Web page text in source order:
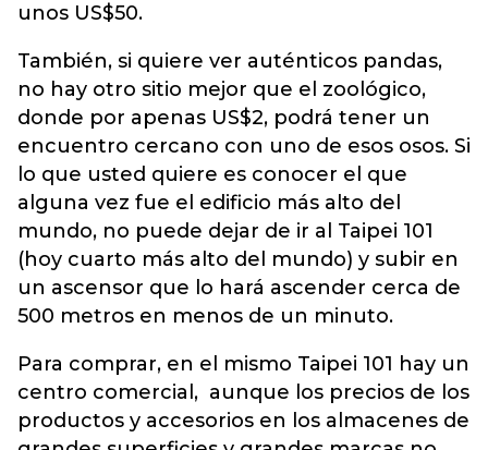
unos US$50.
También, si quiere ver auténticos pandas,
no hay otro sitio mejor que el zoológico,
donde por apenas US$2, podrá tener un
encuentro cercano con uno de esos osos. Si
lo que usted quiere es conocer el que
alguna vez fue el edificio más alto del
mundo, no puede dejar de ir al Taipei 101
(hoy cuarto más alto del mundo) y subir en
un ascensor que lo hará ascender cerca de
500 metros en menos de un minuto.
Para comprar, en el mismo Taipei 101 hay un
centro comercial, aunque los precios de los
productos y accesorios en los almacenes de